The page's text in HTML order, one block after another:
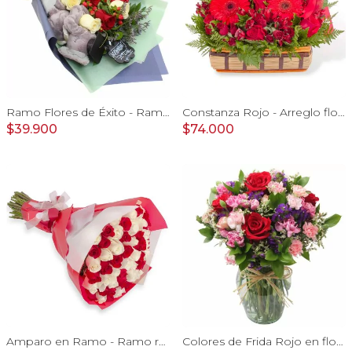
Ramo Flores de Éxito - Ramo de flores para graduación con rosas rojas y rosas blancas, peluche de elefante y pizarra
$39.900
Constanza Rojo - Arreglo floral en canasto con gerberas, rosas, minirosas y astromelias rojas
$74.000
Amparo en Ramo - Ramo redondo con 50 rosas blanco y rojo Colores de Frida Rojo en florero - Ánfora con rosas, claveles, estate y limonium